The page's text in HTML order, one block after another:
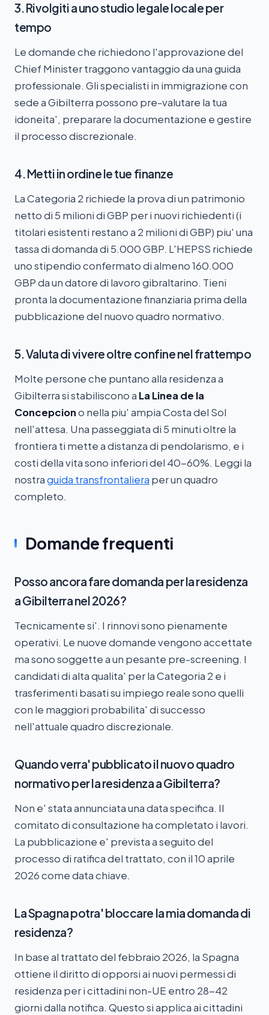
3. Rivolgiti a uno studio legale locale per
tempo
Le domande che richiedono l'approvazione del
Chief Minister traggono vantaggio da una guida
professionale. Gli specialisti in immigrazione con
sede a Gibilterra possono pre-valutare la tua
idoneita', preparare la documentazione e gestire
il processo discrezionale.
4. Metti in ordine le tue finanze
La Categoria 2 richiede la prova di un patrimonio
netto di 5 milioni di GBP per i nuovi richiedenti (i
titolari esistenti restano a 2 milioni di GBP) piu' una
tassa di domanda di 5.000 GBP. L'HEPSS richiede
uno stipendio confermato di almeno 160.000
GBP da un datore di lavoro gibraltarino. Tieni
pronta la documentazione finanziaria prima della
pubblicazione del nuovo quadro normativo.
5. Valuta di vivere oltre confine nel frattempo
Molte persone che puntano alla residenza a
Gibilterra si stabiliscono a La Linea de la
Concepciono nella piu' ampia Costa del Sol
nell'attesa. Una passeggiata di 5 minuti oltre la
frontiera ti mette a distanza di pendolarismo, e i
costi della vita sono inferiori del 40-60%. Leggi la
nostraguida transfrontaliera per un quadro
completo.
Domande frequenti
Posso ancora fare domanda per la residenza
a Gibilterra nel 2026?
Tecnicamente si'. I rinnovi sono pienamente
operativi. Le nuove domande vengono accettate
ma sono soggette a un pesante pre-screening. I
candidati di alta qualita' per la Categoria 2 e i
trasferimenti basati su impiego reale sono quelli
con le maggiori probabilita' di successo
nell'attuale quadro discrezionale.
Quando verra' pubblicato il nuovo quadro
normativo per la residenza a Gibilterra?
Non e' stata annunciata una data specifica. Il
comitato di consultazione ha completato i lavori.
La pubblicazione e' prevista a seguito del
processo di ratifica del trattato, con il 10 aprile
2026 come data chiave.
La Spagna potra' bloccare la mia domanda di
residenza?
In base al trattato del febbraio 2026, la Spagna
ottiene il diritto di opporsi ai nuovi permessi di
residenza per i cittadini non-UE entro 28-42
giorni dalla notifica. Questo si applica ai cittadini